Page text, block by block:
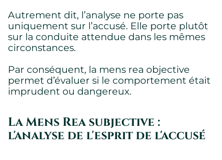
Autrement dit, l’analyse ne porte pas
uniquement sur l’accusé. Elle porte plutôt
sur la conduite attendue dans les mêmes
circonstances.
Par conséquent, la mens rea objective
permet d’évaluer si le comportement était
imprudent ou dangereux.
La Mens Rea subjective :
l'analyse de l'esprit de l'accusé